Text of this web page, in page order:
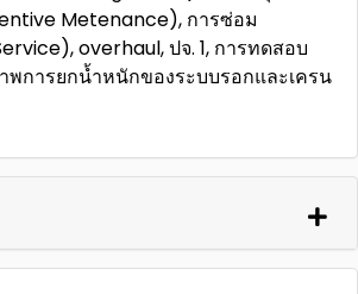
Metenance), การซ่อม
overhaul, ปจ. 1, การทดสอบ
การยกน้ำหนักของระบบรอกและเครน